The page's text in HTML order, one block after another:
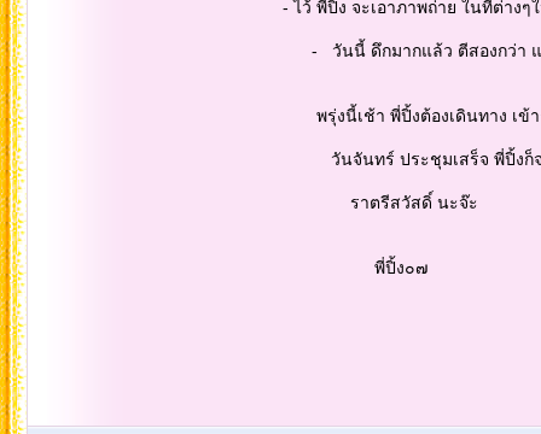
- ไว้ พี่ปิ้ง จะเอาภาพถ่าย ในที่ต่างๆใน
- วันนี้ ดึกมากแล้ว ตีสองกว่า แล้ว
พรุ่งนี้เช้า พี่ปิ้งต้องเดินทาง เข้ากรุงเ
วันจันทร์ ประชุมเสร็จ พี่ปิ้งก็จะต้อง
ราตรีสวัสดิ์ นะจ๊ะ
พี่ปิ้ง๐๗